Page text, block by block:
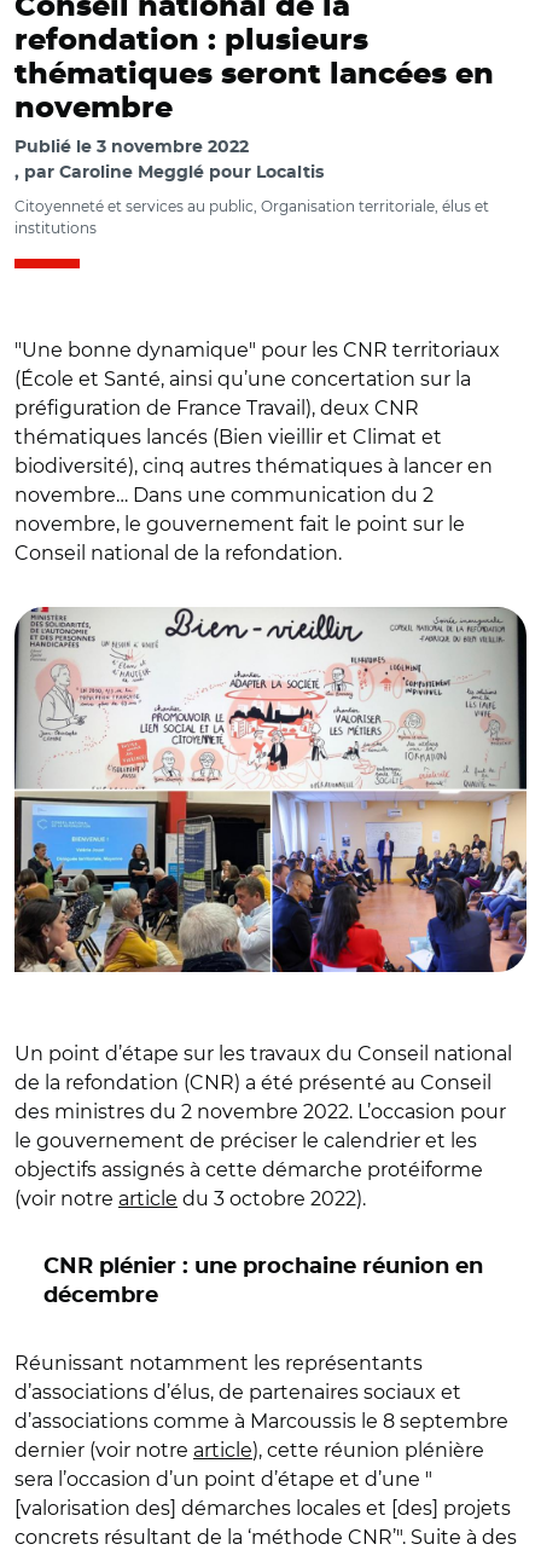
Conseil national de la
refondation : plusieurs
thématiques seront lancées en
novembre
Publié le 3 novembre 2022
par Caroline Megglé pour Localtis
Citoyenneté et services au public, Organisation territoriale, élus et
institutions
"Une bonne dynamique" pour les CNR territoriaux
(École et Santé, ainsi qu’une concertation sur la
préfiguration de France Travail), deux CNR
thématiques lancés (Bien vieillir et Climat et
biodiversité), cinq autres thématiques à lancer en
novembre… Dans une communication du 2
novembre, le gouvernement fait le point sur le
Conseil national de la refondation.
Un point d’étape sur les travaux du Conseil national
de la refondation (CNR) a été présenté au Conseil
des ministres du 2 novembre 2022. L’occasion pour
le gouvernement de préciser le calendrier et les
objectifs assignés à cette démarche protéiforme
(voir notre article du 3 octobre 2022).
CNR plénier : une prochaine réunion en
décembre
Réunissant notamment les représentants
d’associations d’élus, de partenaires sociaux et
d’associations comme à Marcoussis le 8 septembre
dernier (voir notre article), cette réunion plénière
sera l’occasion d’un point d’étape et d’une "
[valorisation des] démarches locales et [des] projets
concrets résultant de la ‘méthode CNR’". Suite à des